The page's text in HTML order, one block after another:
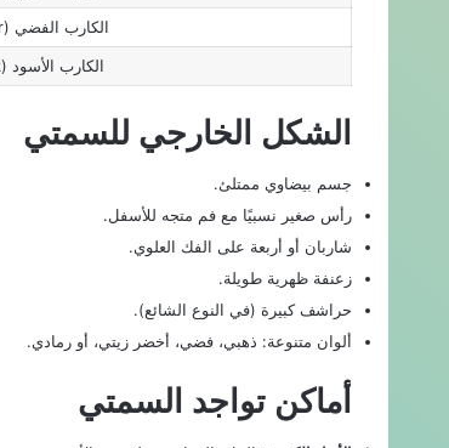
الكارب الفضي (Silver)
الكارب الأسود (Black)
الشكل الخارجي للسمتي
جسم بيضاوي ممتلئ.
رأس صغير نسبيًا مع فم متجه للأسفل.
شاربان أو أربعة على الفك العلوي.
زعنفة ظهرية طويلة.
حراشف كبيرة (في النوع الشائع).
ألوان متنوعة: ذهبي، فضي، أخضر زيتي، أو رمادي.
أماكن تواجد السمتي